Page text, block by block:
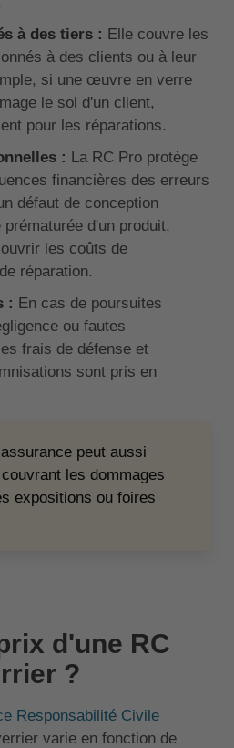
à des tiers : Elle couvre les
à des clients ou à leur
si une œuvre en verre
le sol d'un client,
pour les réparations.
: La RC Pro protège
financières des erreurs
défaut de conception
d'un produit,
les coûts de
réparation.
: En cas de poursuites
ou fautes
frais de défense et
sont pris en
peut aussi
les dommages
expositions ou foires
d'une RC
?
Responsabilité Civile
varie en fonction de